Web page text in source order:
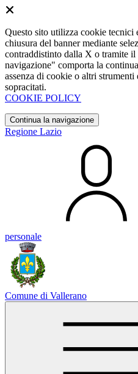
Questo sito utilizza cookie tecnici
chiusura del banner mediante
contraddistinto dalla X o tramite
navigazione" comporta la
assenza di cookie o altri
sopracitati.
COOKIE POLICY
Continua la navigazione
Regione Lazio
personale
Comune di Vallerano